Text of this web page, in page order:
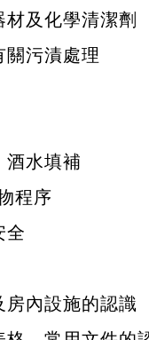
及化學清潔劑
污漬處理
酒水填補
程序
全
內設施的認識